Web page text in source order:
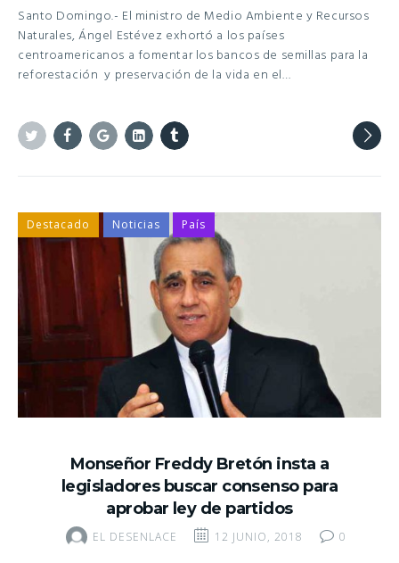
Santo Domingo.- El ministro de Medio Ambiente y Recursos
Naturales, Ángel Estévez exhortó a los países
centroamericanos a fomentar los bancos de semillas para la
reforestación y preservación de la vida en el…
Monseñor Freddy Bretón insta a
legisladores buscar consenso para
aprobar ley de partidos
EL DESENLACE 12 JUNIO, 2018 0
Destacado Noticias País